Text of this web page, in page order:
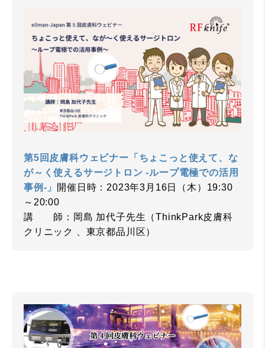
第5回皮膚科ウェビナー「ちょこっと使えて、な
が～く使えるサージトロン ‐ループ電極での活用
事例-」
開催日時：2023年3月16日（木）19:30
～20:00
講 師：岡島 加代子先生（ThinkPark皮膚科
クリニック 、東京都品川区）